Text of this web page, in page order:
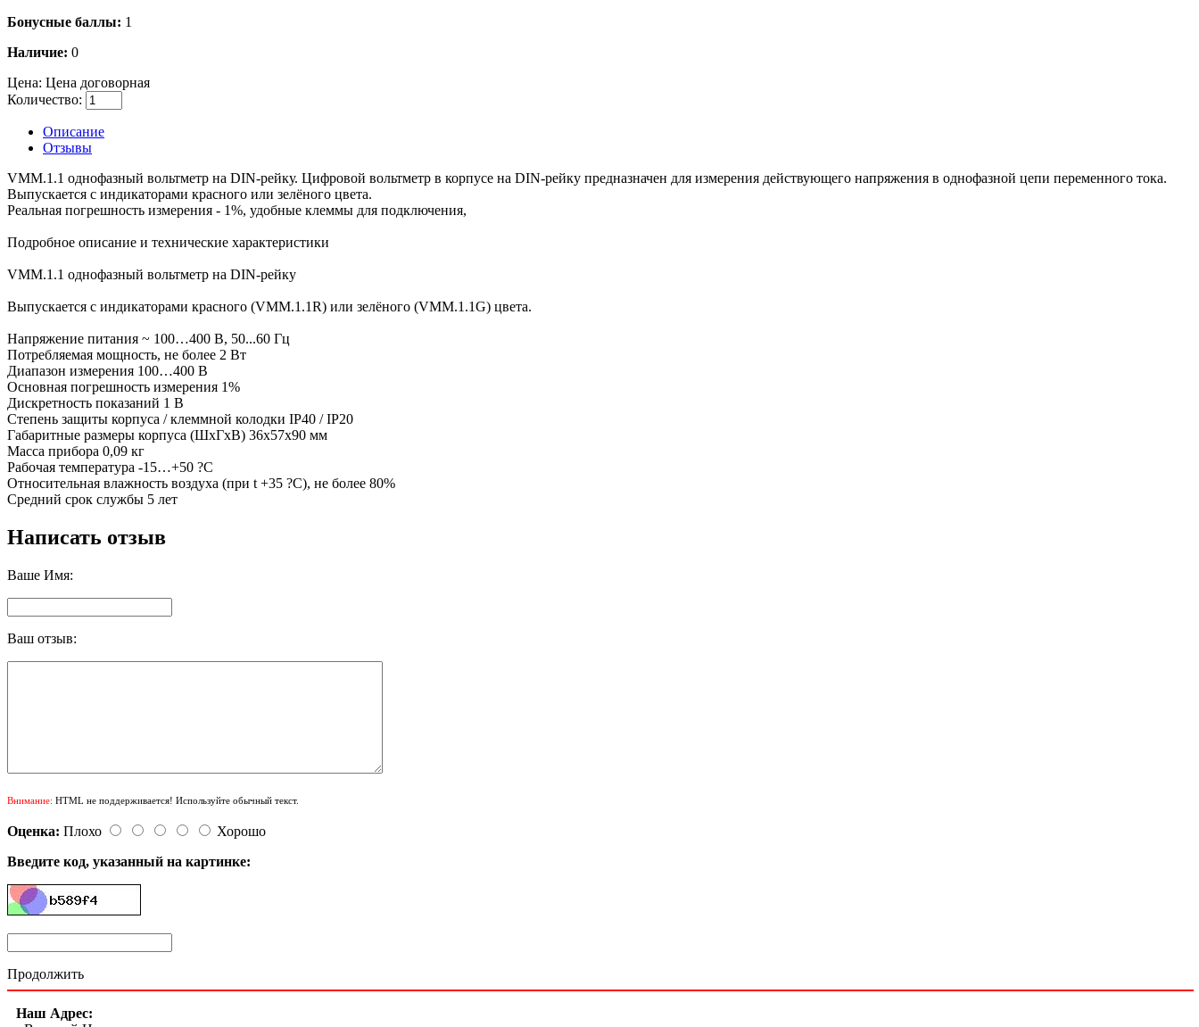
Бонусные баллы: 1
Наличие: 0
Цена: Цена договорная
Количество:
Описание
Отзывы
VMM.1.1 однофазный вольтметр на DIN-рейку. Цифровой вольтметр в корпусе на DIN-рейку предназначен для измерения действующего напряжения в однофазной цепи переменного тока.
Выпускается с индикаторами красного или зелёного цвета.
Реальная погрешность измерения - 1%, удобные клеммы для подключения,
Подробное описание и технические характеристики
VMM.1.1 однофазный вольтметр на DIN-рейку
Выпускается с индикаторами красного (VMM.1.1R) или зелёного (VMM.1.1G) цвета.
Напряжение питания ~ 100…400 В, 50...60 Гц
Потребляемая мощность, не более 2 Вт
Диапазон измерения 100…400 В
Основная погрешность измерения 1%
Дискретность показаний 1 В
Степень защиты корпуса / клеммной колодки IP40 / IP20
Габаритные размеры корпуса (ШхГхВ) 36х57х90 мм
Масса прибора 0,09 кг
Рабочая температура -15…+50 ?C
Относительная влажность воздуха (при t +35 ?C), не более 80%
Средний срок службы 5 лет
Написать отзыв
Ваше Имя:
Ваш отзыв:
Внимание: HTML не поддерживается! Используйте обычный текст.
Оценка: Плохо
Хорошо
Введите код, указанный на картинке:
Продолжить
Наш Адрес: